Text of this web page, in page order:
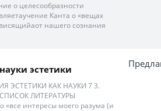
о целесообразности
Канта о «вещах
нашего сознания
эстетики
ЭСТЕТИКИ КАК НАУКИ 7 3.
ЛИТЕРАТУРЫ
интересы моего разума (и